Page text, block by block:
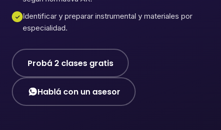
✓ Identificar y preparar instrumental y materiales por
especialidad.
Probá 2 clases gratis
Hablá con un asesor